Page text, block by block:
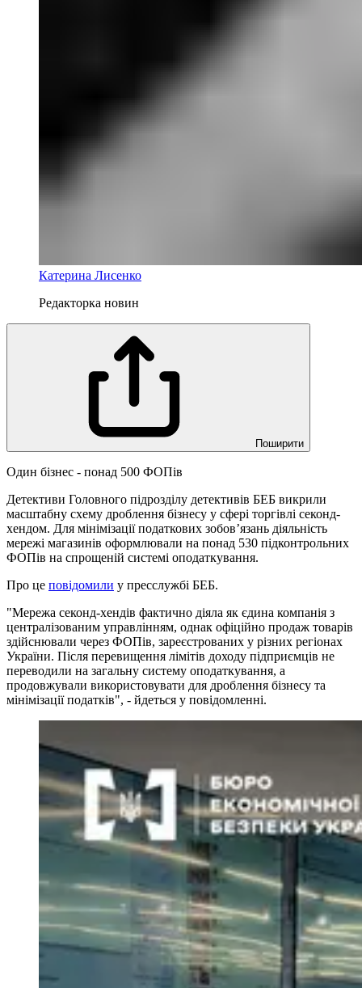
Катерина Лисенко
Редакторка новин
Поширити
Один бізнес - понад 500 ФОПів
Детективи Головного підрозділу детективів БЕБ викрили
масштабну схему дроблення бізнесу у сфері торгівлі секонд-
хендом. Для мінімізації податкових зобов’язань діяльність
мережі магазинів оформлювали на понад 530 підконтрольних
ФОПів на спрощеній системі оподаткування.
Про це повідомили у пресслужбі БЕБ.
"Мережа секонд-хендів фактично діяла як єдина компанія з
централізованим управлінням, однак офіційно продаж товарів
здійснювали через ФОПів, зареєстрованих у різних регіонах
України. Після перевищення лімітів доходу підприємців не
переводили на загальну систему оподаткування, а
продовжували використовувати для дроблення бізнесу та
мінімізації податків", - йдеться у повідомленні.